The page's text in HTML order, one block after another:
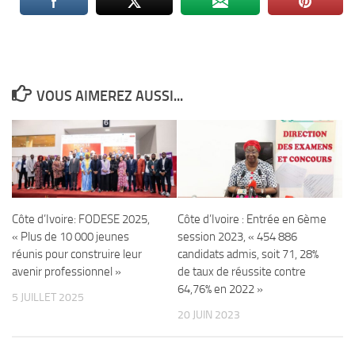
VOUS AIMEREZ AUSSI...
Côte d’Ivoire: FODESE 2025,
« Plus de 10 000 jeunes
réunis pour construire leur
avenir professionnel »
5 JUILLET 2025
Côte d’Ivoire : Entrée en 6ème
session 2023, « 454 886
candidats admis, soit 71, 28%
de taux de réussite contre
64,76% en 2022 »
20 JUIN 2023